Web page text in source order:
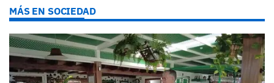
MÁS EN SOCIEDAD